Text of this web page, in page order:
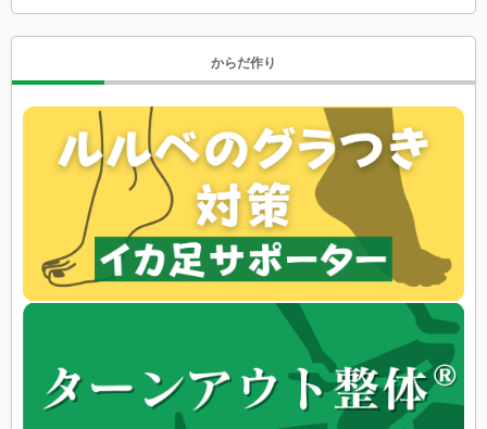
からだ作り